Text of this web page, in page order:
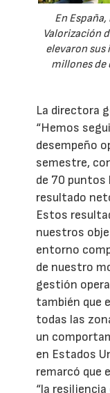
En
Valorización
elevaron sus
millones de
La directora
“Hemos
desempeño
semestre,
de 70 puntos
resultado
Estos
nuestros
entorno
de nuestro
gestión
también que
todas las
un
en Estados
remarcó que
“la